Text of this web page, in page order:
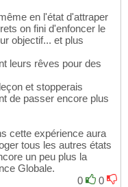
en l'état d'attraper
on fini d'enfoncer le
objectif... et plus
leurs rêves pour des
et stopperais
de passer encore plus
cette expérience aura
tous les autres états
un peu plus la
Globale.
0
0